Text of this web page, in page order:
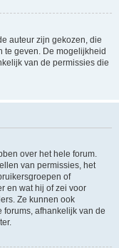
auteur zijn gekozen, die
te geven. De mogelijkheid
van de permissies die
over het hele forum.
van permissies, het
of
en wat hij of zei voor
Ze kunnen ook
afhankelijk van de